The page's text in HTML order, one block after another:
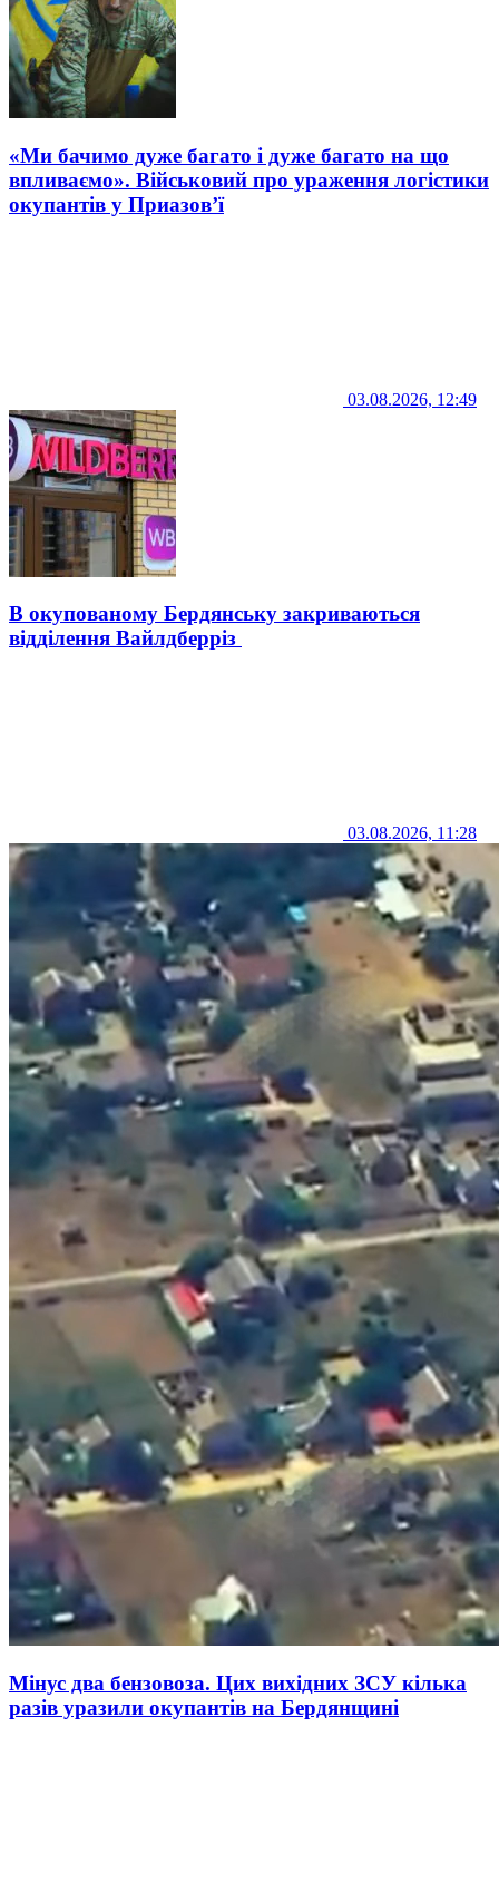
«Ми бачимо дуже багато і дуже багато на що
впливаємо». Військовий про ураження логістики
окупантів у Приазов’ї
03.08.2026, 12:49
В окупованому Бердянську закриваються
відділення Вайлдберріз
03.08.2026, 11:28
Мінус два бензовоза. Цих вихідних ЗСУ кілька
разів уразили окупантів на Бердянщині